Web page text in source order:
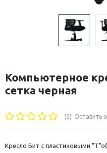
Компьютерное
сетка черная
(0) Оставить
Кресло Бит с пластиковыми